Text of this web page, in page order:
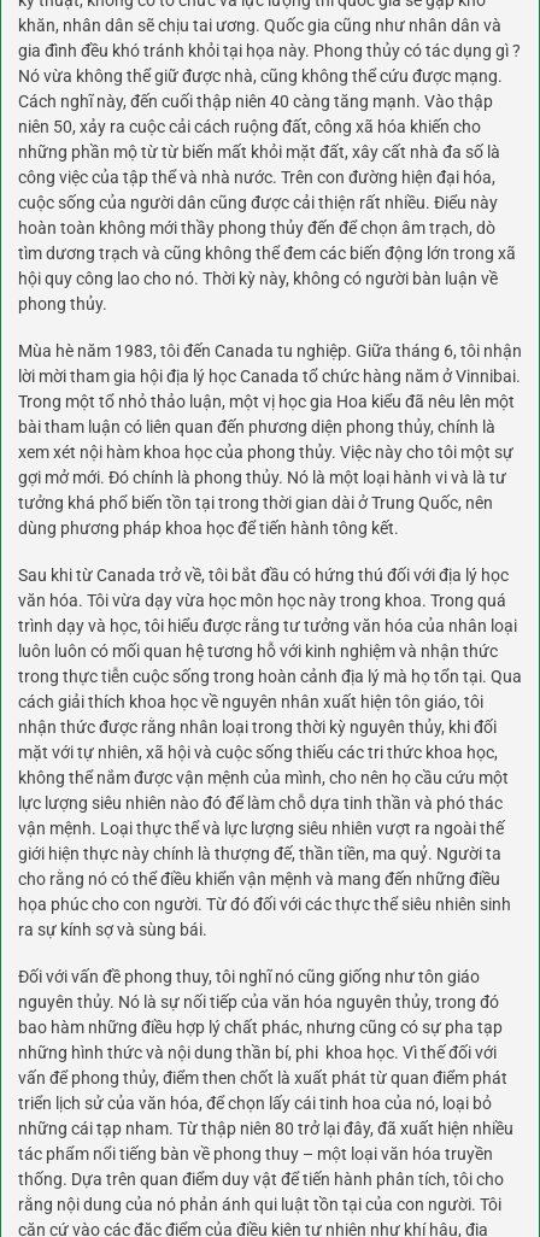
khăn, nhân dân sẽ chịu tai ương. Quốc gia cũng như nhân dân và
gia đình đều khó tránh khỏi tại họa này. Phong thủy có tác dụng gì ?
Nó vừa không thể giữ được nhà, cũng không thể cứu được mạng.
Cách nghĩ này, đến cuối thập niên 40 càng tăng mạnh. Vào thập
niên 50, xảy ra cuộc cải cách ruộng đất, công xã hóa khiến cho
những phần mộ từ từ biến mất khỏi mặt đất, xây cất nhà đa số là
công việc của tập thể và nhà nước. Trên con đường hiện đại hóa,
cuộc sống của người dân cũng được cải thiện rất nhiều. Điểu này
hoàn toàn không mới thầy phong thủy đến để chọn âm trạch, dò
tìm dương trạch và cũng không thể đem các biến động lớn trong xã
hội quy công lao cho nó. Thời kỳ này, không có người bàn luận về
phong thủy.
Mùa hè năm 1983, tôi đến Canada tu nghiệp. Giữa tháng 6, tôi nhận
lời mời tham gia hội địa lý học Canada tổ chức hàng năm ở Vinnibai.
Trong một tổ nhỏ thảo luận, một vị học gia Hoa kiểu đã nêu lên một
bài tham luận có liên quan đến phương diện phong thủy, chính là
xem xét nội hàm khoa học của phong thủy. Việc này cho tôi một sự
gợi mở mới. Đó chính là phong thủy. Nó là một loại hành vi và là tư
tưởng khá phổ biến tồn tại trong thời gian dài ở Trung Quốc, nên
dùng phương pháp khoa học để tiến hành tông kết.
Sau khi từ Canada trở về, tôi bắt đầu có hứng thú đối với địa lý học
văn hóa. Tôi vừa dạy vừa học môn học này trong khoa. Trong quá
trình dạy và học, tôi hiểu được rằng tư tưởng văn hóa của nhân loại
luôn luôn có mối quan hệ tương hỗ với kinh nghiệm và nhận thức
trong thực tiễn cuộc sống trong hoàn cảnh địa lý mà họ tổn tại. Qua
cách giải thích khoa học về nguyên nhân xuất hiện tôn giáo, tôi
nhận thức được rằng nhân loại trong thời kỳ nguyên thủy, khi đối
mặt với tự nhiên, xã hội và cuộc sống thiếu các tri thức khoa học,
không thể nắm được vận mệnh của mình, cho nên họ cầu cứu một
lực lượng siêu nhiên nào đó để làm chỗ dựa tinh thần và phó thác
vận mệnh. Loại thực thể và lực lượng siêu nhiên vượt ra ngoài thế
giới hiện thực này chính là thượng đế, thần tiền, ma quỷ. Người ta
cho rằng nó có thể điều khiển vận mệnh và mang đến những điều
họa phúc cho con người. Từ đó đối với các thực thể siêu nhiên sinh
ra sự kính sợ và sùng bái.
Đối với vấn đề phong thuy, tôi nghĩ nó cũng giống như tôn giáo
nguyên thủy. Nó là sự nối tiếp của văn hóa nguyên thủy, trong đó
bao hàm những điều hợp lý chất phác, nhưng cũng có sự pha tạp
những hình thức và nội dung thần bí, phi khoa học. Vì thế đối với
vấn để phong thủy, điểm then chốt là xuất phát từ quan điểm phát
triển lịch sử của văn hóa, để chọn lấy cái tinh hoa của nó, loại bỏ
những cái tạp nham. Từ thập niên 80 trở lại đây, đã xuất hiện nhiều
tác phẩm nổi tiếng bàn về phong thuy – một loại văn hóa truyền
thống. Dựa trên quan điểm duy vật để tiến hành phân tích, tôi cho
rằng nội dung của nó phản ánh qui luật tồn tại của con người. Tôi
căn cứ vào các đặc điểm của điều kiện tự nhiên như khí hậu, địa